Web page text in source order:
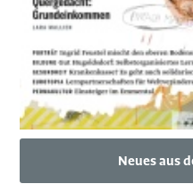
Neues aus